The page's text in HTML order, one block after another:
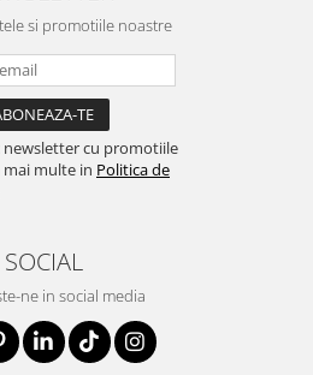
si promotiile noastre
newsletter cu promotiile
mai multe in Politica de
SOCIAL
ne in social media